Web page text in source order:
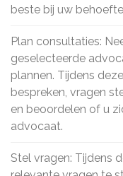
beste bij uw
Plan consultaties:
geselecteerde
plannen. Tijdens
bespreken, vragen
en beoordelen of u
advocaat.
Stel vragen: Tijdens